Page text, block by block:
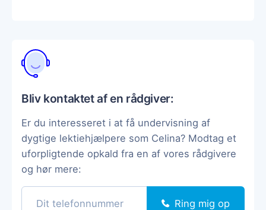
Bliv kontaktet af en rådgiver:
Er du interesseret i at få undervisning af
dygtige lektiehjælpere som Celina? Modtag et
uforpligtende opkald fra en af vores rådgivere
og hør mere:
Ring mig op